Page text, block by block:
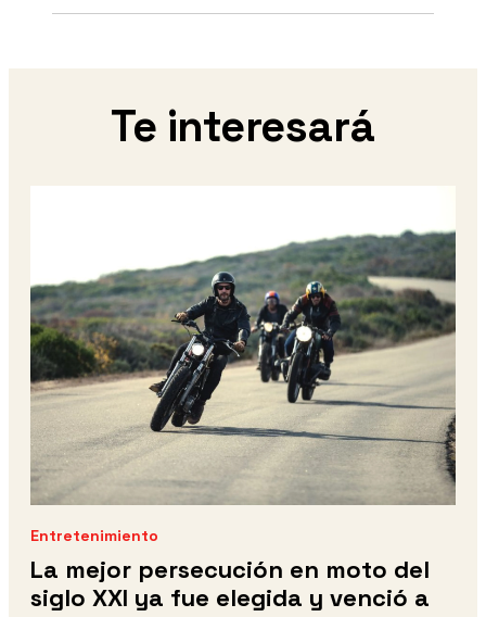
Te interesará
Entretenimiento
La mejor persecución en moto del
siglo XXI ya fue elegida y venció a